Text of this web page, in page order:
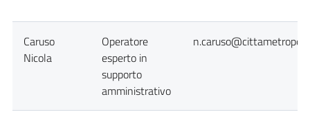
Caruso
Nicola
Operatore
esperto in
supporto
amministrativo